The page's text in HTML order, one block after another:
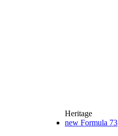
Heritage
new Formula 73